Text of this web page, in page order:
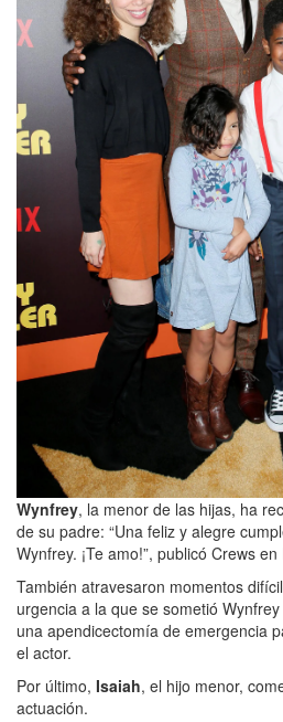
Wynfrey, la menor de las hijas, ha
de su padre: “Una feliz y alegre
Wynfrey. ¡Te amo!”, publicó Crews
También atravesaron momentos
urgencia a la que se sometió
una apendicectomía de emergencia
el actor.
Por último, Isaiah, el hijo menor,
actuación.